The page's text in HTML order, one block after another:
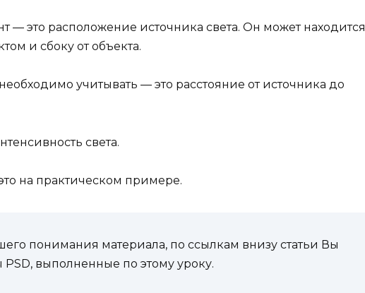
это расположение источника света. Он может находится
и сбоку от объекта.
учитывать — это расстояние от источника до
света.
на практическом примере.
понимания материала, по ссылкам внизу статьи Вы
выполненные по этому уроку.